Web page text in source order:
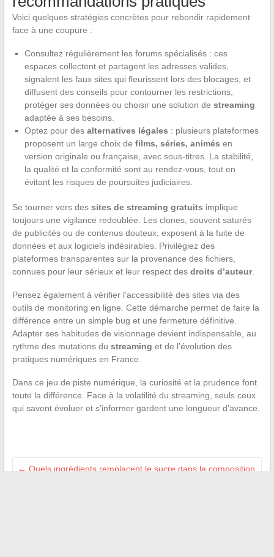
Voici quelques stratégies concrètes pour rebondir rapidement
face à une coupure :
Consultez régulièrement les forums spécialisés : ces
espaces collectent et partagent les adresses valides,
signalent les faux sites qui fleurissent lors des blocages, et
diffusent des conseils pour contourner les restrictions,
protéger ses données ou choisir une solution de streaming
adaptée à ses besoins.
Optez pour des alternatives légales : plusieurs plateformes
proposent un large choix de films, séries, animés en
version originale ou française, avec sous-titres. La stabilité,
la qualité et la conformité sont au rendez-vous, tout en
évitant les risques de poursuites judiciaires.
Se tourner vers des sites de streaming gratuits implique
toujours une vigilance redoublée. Les clones, souvent saturés
de publicités ou de contenus douteux, exposent à la fuite de
données et aux logiciels indésirables. Privilégiez des
plateformes transparentes sur la provenance des fichiers,
connues pour leur sérieux et leur respect des droits d’auteur.
Pensez également à vérifier l’accessibilité des sites via des
outils de monitoring en ligne. Cette démarche permet de faire la
différence entre un simple bug et une fermeture définitive.
Adapter ses habitudes de visionnage devient indispensable, au
rythme des mutations du streaming et de l’évolution des
pratiques numériques en France.
Dans ce jeu de piste numérique, la curiosité et la prudence font
toute la différence. Face à la volatilité du streaming, seuls ceux
qui savent évoluer et s’informer gardent une longueur d’avance.
← Quels ingrédients remplacent le sucre dans la composition